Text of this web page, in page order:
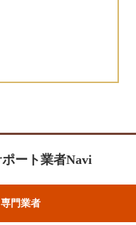
ート業者Navi
門業者